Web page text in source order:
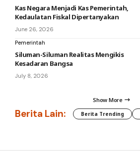
Kas Negara Menjadi Kas Pemerintah,
Kedaulatan Fiskal Dipertanyakan
June 26, 2026
Pemerintah
Siluman-Siluman Realitas Mengikis
Kesadaran Bangsa
July 8, 2026
Show More
Berita Lain: Berita Trending